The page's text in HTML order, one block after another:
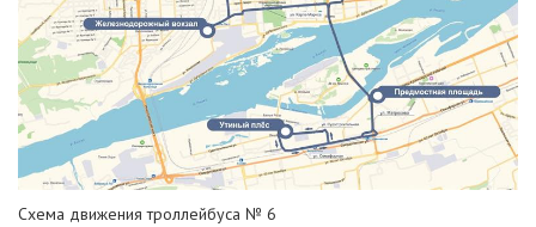
Схема движения троллейбуса № 6